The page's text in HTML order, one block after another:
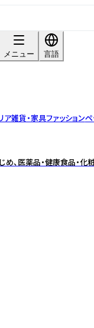
メニュー
言語
ア雑貨・家具ファッションペ
、医薬品・健康食品・